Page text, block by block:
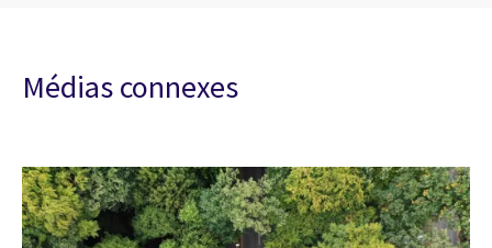
Médias connexes